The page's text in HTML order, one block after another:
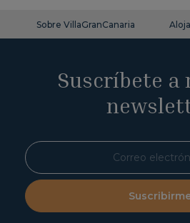
Sobre VillaGranCanaria
Suscríbete a